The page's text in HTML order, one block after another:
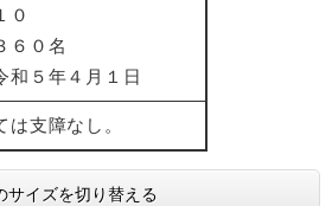
０
６０名
和５年４月１日
は支障なし。
サイズを切り替える